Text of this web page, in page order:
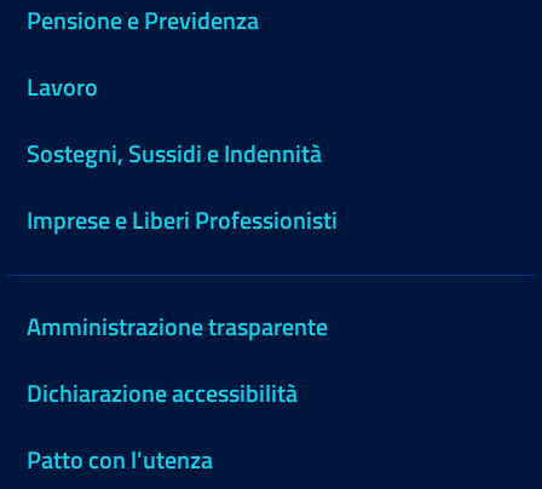
Pensione e Previdenza
Lavoro
Sostegni, Sussidi e Indennità
Imprese e Liberi Professionisti
Amministrazione trasparente
Dichiarazione accessibilità
Patto con l'utenza